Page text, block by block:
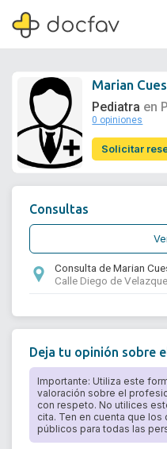
Marian
Pediatra en
0 opiniones
Solicitar
Consultas
Consulta de Marian
Calle Diego de
Deja tu opinión sobre
Importante: Utiliza este
valoración sobre el
con respeto. No utilices
cita. Ten en cuenta que
públicos para todas las